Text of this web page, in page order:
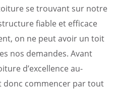
se trouvant sur notre
fiable et efficace
on ne peut avoir un toit
nos demandes. Avant
d’excellence au-
donc commencer par tout